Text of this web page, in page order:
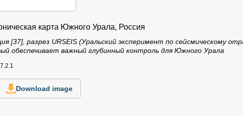
карта Южного Урала, Россия
[37], разрез URSEIS (Уральский эксперимент по сейсмическому
обеспечивает важный глубинный контроль для Южного Урала
Download image